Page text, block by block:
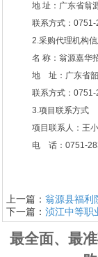
地 址：广东省翁
联系方式： 0751-
2.采购代理机构信
名 称：翁源嘉华
地 址：广东省韶
联系方式： 0751-
3.项目联系方式
项目联系人：王
电 话： 0751-
上一篇： 翁源县福利
下一篇： 浈江中等职
最全面、最